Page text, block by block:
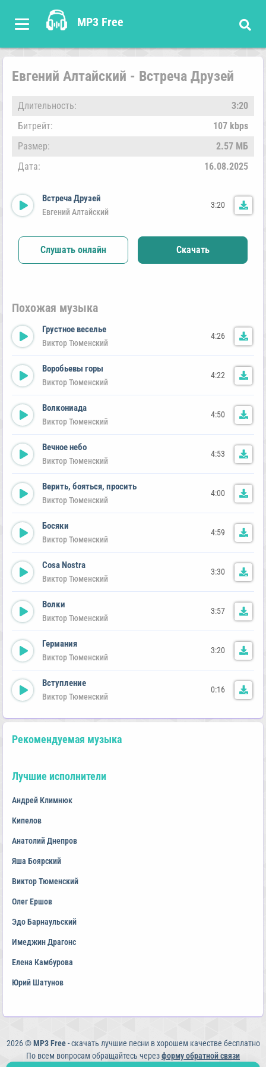
MP3 Free
Евгений Алтайский - Встреча Друзей
Длительность:
3:20
Битрейт:
107 kbps
Размер:
2.57 МБ
Дата:
16.08.2025
Встреча Друзей
Евгений Алтайский
3:20
Слушать онлайн Скачать
Похожая музыка
Грустное веселье
Виктор Тюменский
4:26
Воробьевы горы
Виктор Тюменский
4:22
Волкониада
Виктор Тюменский
4:50
Вечное небо
Виктор Тюменский
4:53
Верить, бояться, просить
Виктор Тюменский
4:00
Босяки
Виктор Тюменский
4:59
Cosa Nostra
Виктор Тюменский
3:30
Волки
Виктор Тюменский
3:57
Германия
Виктор Тюменский
3:20
Вступление
Виктор Тюменский
0:16
Рекомендуемая музыка
Лучшие исполнители
Андрей Климнюк
Кипелов
Анатолий Днепров
Яша Боярский
Виктор Тюменский
Олег Ершов
Эдо Барнаульский
Имеджин Драгонс
Елена Камбурова
Юрий Шатунов
2026 ©MP3 Free- скачать лучшие песни в хорошем качестве бесплатно
По всем вопросам обращайтесь черезформу обратной связи